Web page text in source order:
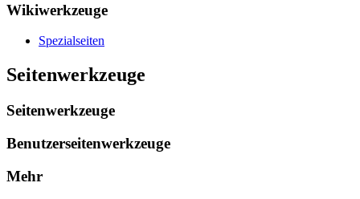
Wikiwerkzeuge
Spezialseiten
Seitenwerkzeuge
Seitenwerkzeuge
Benutzerseitenwerkzeuge
Mehr